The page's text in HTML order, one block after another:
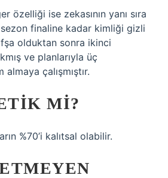
özelliği ise zekasının yanı sıra
sezon finaline kadar kimliği gizli
olduktan sonra ikinci
ve planlarıyla üç
çalışmıştır.
MI?
%70’i kalıtsal olabilir.